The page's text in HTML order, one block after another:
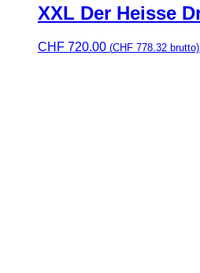
XXL Der Heisse
CHF 720.00 (CHF 778.32 brutto)